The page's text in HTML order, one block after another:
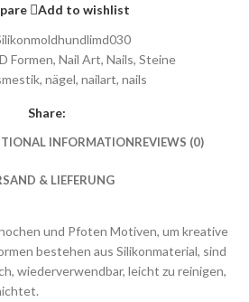
Add to wishlist
Formen, Nail Art, Nails, Steine
, nägel, nailart, nails
Share:
INFORMATIONREVIEWS (0)
& LIEFERUNG
und Pfoten Motiven, um kreative
bestehen aus Silikonmaterial, sind
wiederverwendbar, leicht zu reinigen,